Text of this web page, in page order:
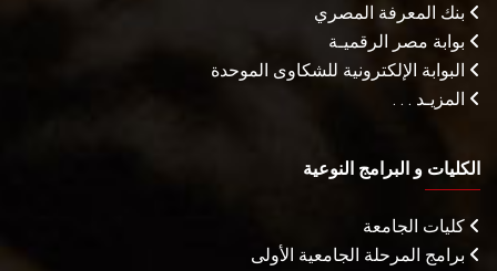
بنك المعرفة المصري
بوابة مصر الرقميـة
البوابة الإلكترونية للشكاوى الموحدة
المزيـد . . .
الكليات و البرامج النوعية
كليات الجامعة
برامج المرحلة الجامعية الأولى